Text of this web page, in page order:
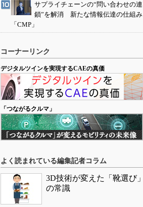
サプライチェーンの“問い合わせの連
鎖”を解消 新たな情報伝達の仕組み
「CMP」
コーナーリンク
デジタルツインを実現するCAEの真価
「つながるクルマ」
よく読まれている編集記者コラム
3D技術が変えた「靴選び」
の常識